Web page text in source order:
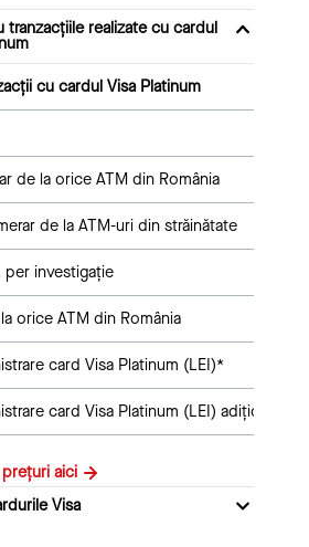
tranzacțiile realizate cu cardul
cu cardul Visa Platinum
de la orice ATM din România
de la ATM-uri din străinătate
per investigație
orice ATM din România
card Visa Platinum (LEI)*
card Visa Platinum (LEI) adițional
aici
Visa